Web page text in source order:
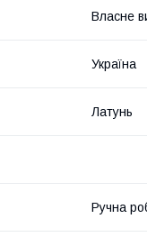
Власне
Україна
Латунь
Ручна